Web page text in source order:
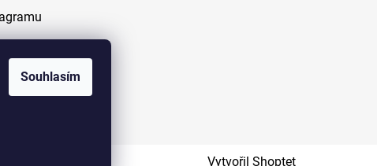
Souhlasím
Vytvořil Shoptet